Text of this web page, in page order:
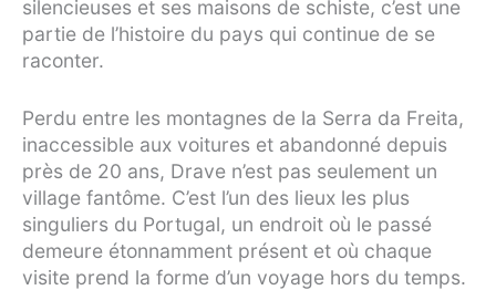
silencieuses et ses maisons de schiste, c’est une
partie de l’histoire du pays qui continue de se
raconter.
Perdu entre les montagnes de la Serra da Freita,
inaccessible aux voitures et abandonné depuis
près de 20 ans, Drave n’est pas seulement un
village fantôme. C’est l’un des lieux les plus
singuliers du Portugal, un endroit où le passé
demeure étonnamment présent et où chaque
visite prend la forme d’un voyage hors du temps.